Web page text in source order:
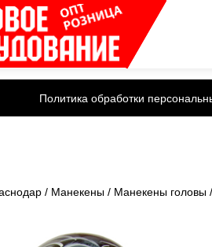
Политика обработки
/ Манекены / Манекены головы